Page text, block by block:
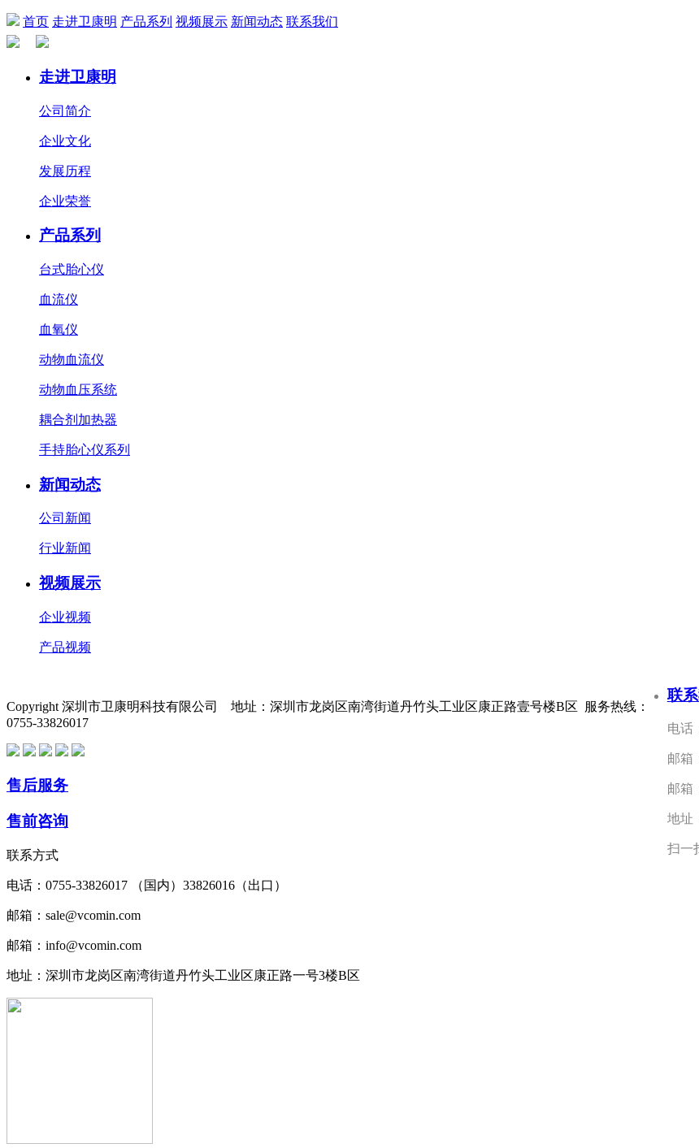
首页 走进卫康明 产品系列 视频展示 新闻动态 联系我们
走进卫康明
公司简介
企业文化
发展历程
企业荣誉
产品系列
台式胎心仪
血流仪
血氧仪
动物血流仪
动物血压系统
耦合剂加热器
手持胎心仪系列
新闻动态
公司新闻
行业新闻
视频展示
企业视频
产品视频
联
电话
邮箱
邮箱
地址
扫一
Copyright 深圳市卫康明科技有限公司 地址：深圳市龙岗区南湾街道丹竹头工业区康正路壹号楼B区 服务热线：
0755-33826017
售后服务
售前咨询
联系方式
电话：0755-33826017 （国内）33826016（出口）
邮箱：sale@vcomin.com
邮箱：info@vcomin.com
地址：深圳市龙岗区南湾街道丹竹头工业区康正路一号3楼B区